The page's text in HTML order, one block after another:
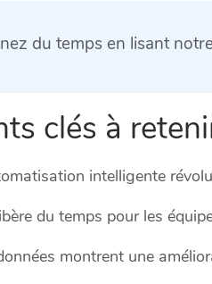
du temps en lisant
clés à
intelligente
du temps pour les
montrent une